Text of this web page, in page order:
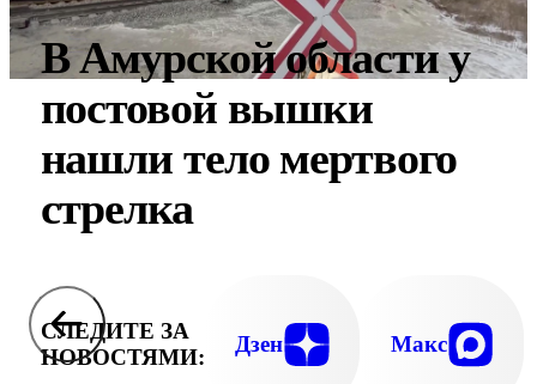
В Амурской области у
постовой вышки
нашли тело мертвого
стрелка
СЛЕДИТЕ ЗА
НОВОСТЯМИ:
Дзен Макс